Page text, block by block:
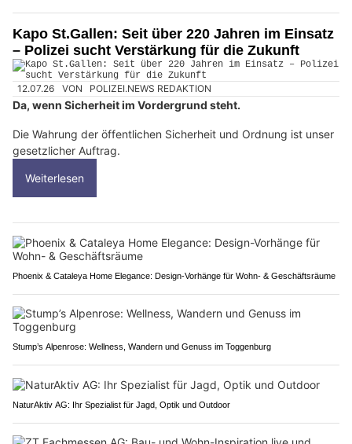
Kapo St.Gallen: Seit über 220 Jahren im Einsatz
– Polizei sucht Verstärkung für die Zukunft
12.07.26 VON POLIZEI.NEWS REDAKTION
Da, wenn Sicherheit im Vordergrund steht.
Die Wahrung der öffentlichen Sicherheit und Ordnung ist unser
gesetzlicher Auftrag.
Weiterlesen
Phoenix & Cataleya Home Elegance: Design-Vorhänge für Wohn- & Geschäftsräume
Stump’s Alpenrose: Wellness, Wandern und Genuss im Toggenburg
NaturAktiv AG: Ihr Spezialist für Jagd, Optik und Outdoor